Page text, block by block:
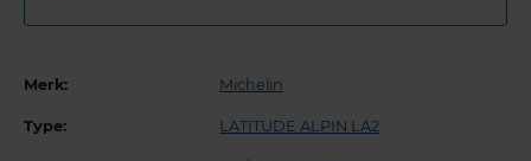
Merk: Michelin
Type: LATITUDE ALPIN LA2